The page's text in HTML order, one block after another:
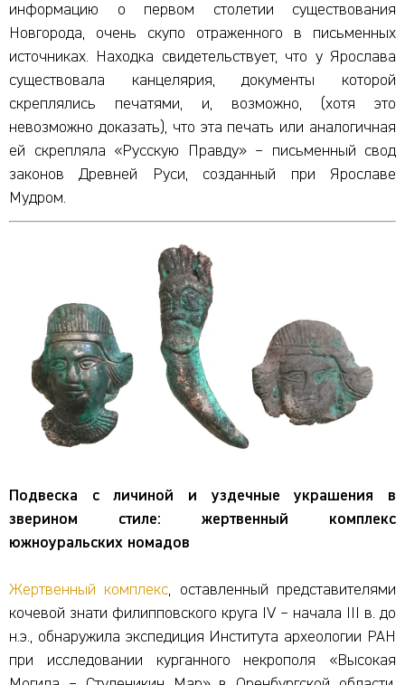
информацию о первом столетии существования
Новгорода, очень скупо отраженного в письменных
источниках. Находка свидетельствует, что у Ярослава
существовала канцелярия, документы которой
скреплялись печатями, и, возможно, (хотя это
невозможно доказать), что эта печать или аналогичная
ей скрепляла «Русскую Правду» – письменный свод
законов Древней Руси, созданный при Ярославе
Мудром.
Подвеска с личиной и уздечные украшения в
зверином стиле: жертвенный комплекс
южноуральских номадов
Жертвенный комплекс, оставленный представителями
кочевой знати филипповского круга IV – начала III в. до
н.э., обнаружила экспедиция Института археологии РАН
при исследовании курганного некрополя «Высокая